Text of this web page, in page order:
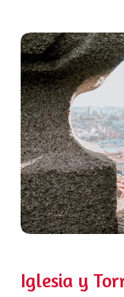
Iglesia y